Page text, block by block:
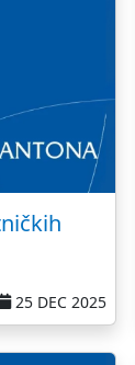
25 DEC 2025